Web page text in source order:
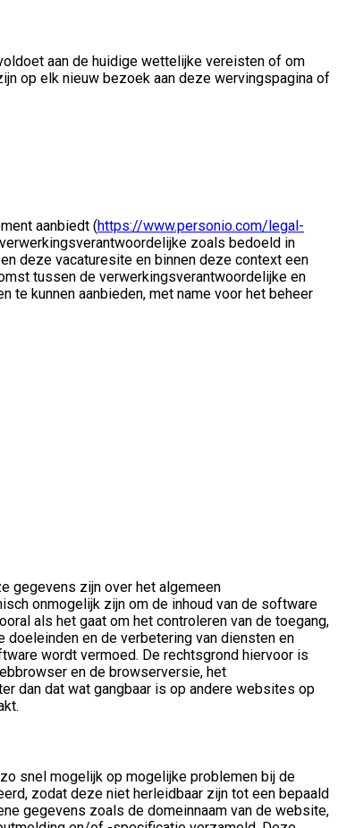
aan de huidige wettelijke vereisten of om
op elk nieuw bezoek aan deze wervingspagina of
aanbiedt (https://www.personio.com/legal-
zoals bedoeld in
deze vacaturesite en binnen deze context een
tussen de verwerkingsverantwoordelijke en
te kunnen aanbieden, met name voor het beheer
gegevens zijn over het algemeen
onmogelijk zijn om de inhoud van de software
als het gaat om het controleren van de toegang,
en de verbetering van diensten en
wordt vermoed. De rechtsgrond hiervoor is
en de browserversie, het
dan dat wat gangbaar is op andere websites op
snel mogelijk op mogelijke problemen bij de
zodat deze niet herleidbaar zijn tot een bepaald
gegevens zoals de domeinnaam van de website,